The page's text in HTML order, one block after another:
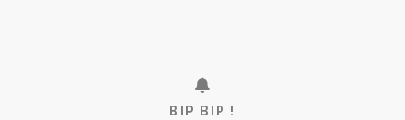
BIP BIP !